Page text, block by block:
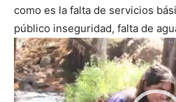
como es la falta de servicios
público inseguridad, falta de
R
e
p